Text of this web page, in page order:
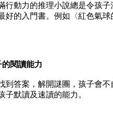
動力的推理小說總是令孩子
好的入門書。例如〈紅色氣
閱讀能力
答案，解開謎團，孩子會不
子默讀及速讀的能力。